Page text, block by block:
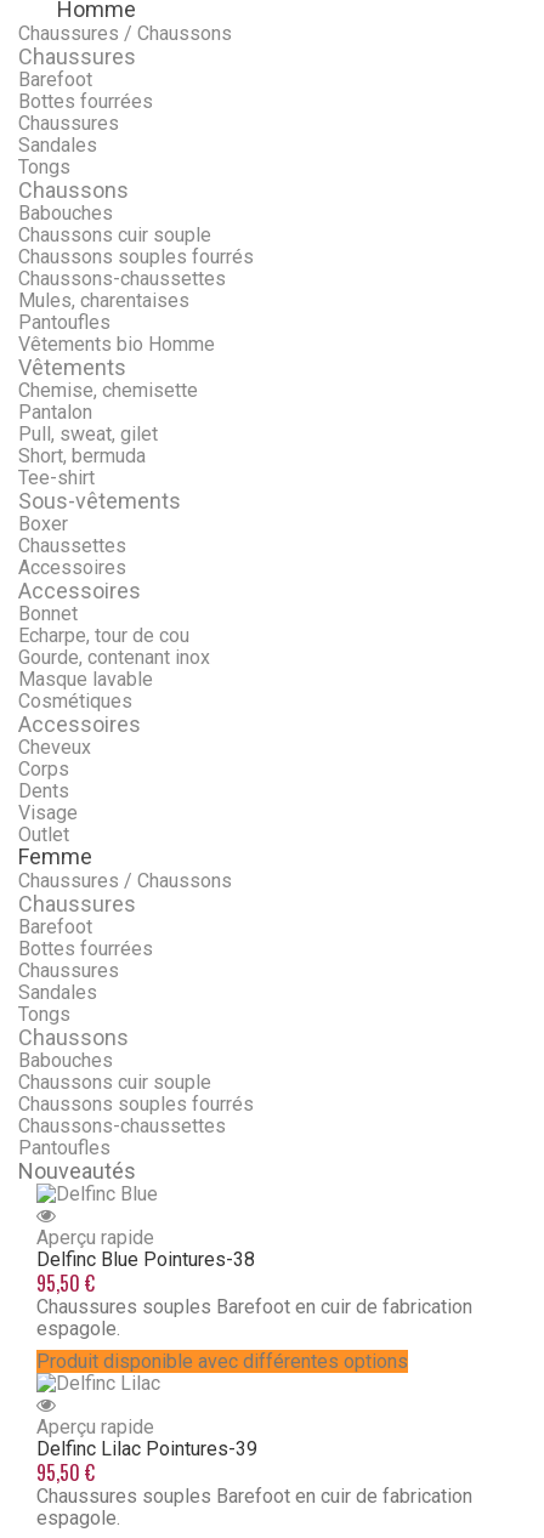
Homme
Chaussures / Chaussons
Chaussures
Barefoot
Bottes fourrées
Chaussures
Sandales
Tongs
Chaussons
Babouches
Chaussons cuir souple
Chaussons souples fourrés
Chaussons-chaussettes
Mules, charentaises
Pantoufles
Vêtements bio Homme
Vêtements
Chemise, chemisette
Pantalon
Pull, sweat, gilet
Short, bermuda
Tee-shirt
Sous-vêtements
Boxer
Chaussettes
Accessoires
Accessoires
Bonnet
Echarpe, tour de cou
Gourde, contenant inox
Masque lavable
Cosmétiques
Accessoires
Cheveux
Corps
Dents
Visage
Outlet
Femme
Chaussures / Chaussons
Chaussures
Barefoot
Bottes fourrées
Chaussures
Sandales
Tongs
Chaussons
Babouches
Chaussons cuir souple
Chaussons souples fourrés
Chaussons-chaussettes
Pantoufles
Nouveautés
Aperçu rapide
Delfinc Blue Pointures-38
95,50 €
Chaussures souples Barefoot en cuir de fabrication
espagole.
Produit disponible avec différentes options
Aperçu rapide
Delfinc Lilac Pointures-39
95,50 €
Chaussures souples Barefoot en cuir de fabrication
espagole.